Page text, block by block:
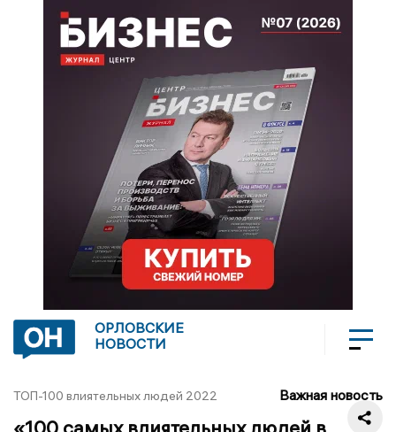
ОРЛОВСКИЕ
НОВОСТИ
ТОП-100 влиятельных людей 2022 Важная новость